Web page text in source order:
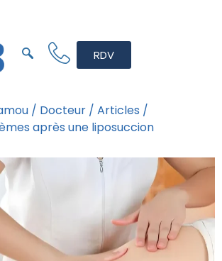
RDV
/ Docteur / Articles /
après une liposuccion